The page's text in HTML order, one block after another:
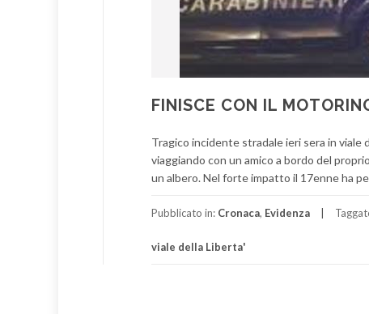
FINISCE CON IL
Tragico incidente stradale ieri sera in viale
viaggiando con un amico a bordo del
un albero. Nel forte impatto il 17enne ha
Pubblicato in: Cronaca, Evidenza
viale della Liberta'